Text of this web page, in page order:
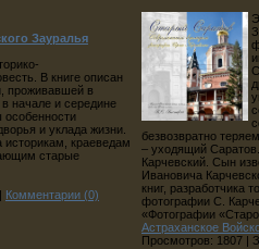
Зауралья
В книге описан
проживавшей в
в начале и середине
особенности
и уклада жизни.
историкам, краеведам
старые
| Комментарии (0)
безвозвратно
– уходящий
Карчевский. Сын
Ивановича
книг, разработчика
фотографии С.
«Фотографии
Астраханское
Просмотров: 1807 |